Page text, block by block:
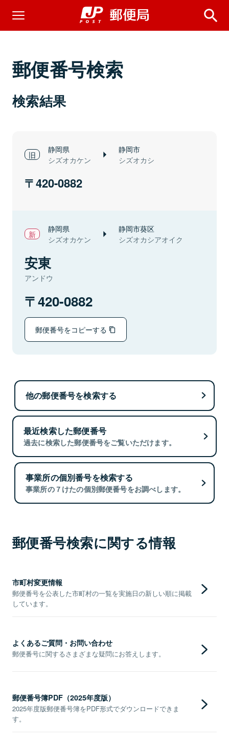
郵便番号検索
検索結果
静岡県
シズオカケン
静岡市
シズオカシ
420-0882
静岡県
シズオカケン
静岡市葵区
シズオカシアオイク
安東
アンドウ
420-0882
郵便番号をコピーする
他の郵便番号を検索する
最近検索した郵便番号
過去に検索した郵便番号をご覧いただけます。
事業所の個別番号を検索する
事業所の７けたの個別郵便番号をお調べします。
郵便番号検索に関する情報
市町村変更情報
郵便番号を公表した市町村の一覧を実施日の新しい順に掲載
しています。
よくあるご質問・お問い合わせ
郵便番号に関するさまざまな疑問にお答えします。
郵便番号簿PDF（2025年度版）
2025年度版郵便番号簿をPDF形式でダウンロードできま
す。